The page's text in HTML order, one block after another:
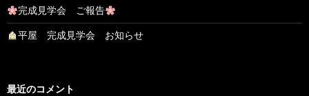
完成見学会 ご報告
平屋 完成見学会 お知らせ
最近のコメント